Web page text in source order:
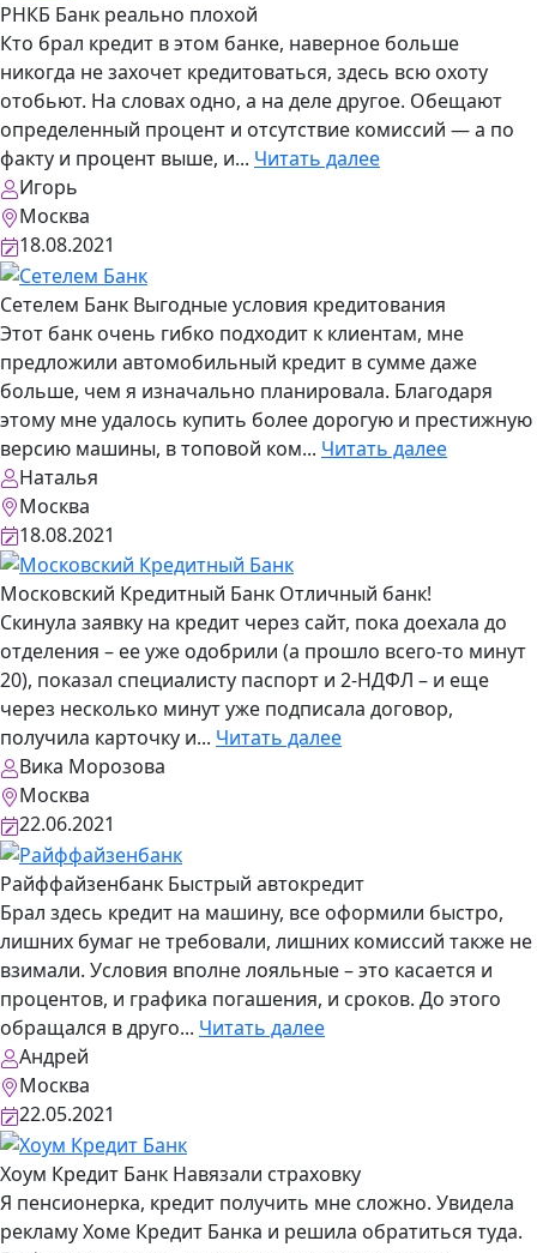
РНКБ Банк реально плохой
Кто брал кредит в этом банке, наверное больше
никогда не захочет кредитоваться, здесь всю охоту
отобьют. На словах одно, а на деле другое. Обещают
определенный процент и отсутствие комиссий — а по
факту и процент выше, и... Читать далее
Игорь
Москва
18.08.2021
Сетелем Банк Выгодные условия кредитования
Этот банк очень гибко подходит к клиентам, мне
предложили автомобильный кредит в сумме даже
больше, чем я изначально планировала. Благодаря
этому мне удалось купить более дорогую и престижную
версию машины, в топовой ком... Читать далее
Наталья
Москва
18.08.2021
Московский Кредитный Банк Отличный банк!
Скинула заявку на кредит через сайт, пока доехала до
отделения – ее уже одобрили (а прошло всего-то минут
20), показал специалисту паспорт и 2-НДФЛ – и еще
через несколько минут уже подписала договор,
получила карточку и... Читать далее
Вика Морозова
Москва
22.06.2021
Райффайзенбанк Быстрый автокредит
Брал здесь кредит на машину, все оформили быстро,
лишних бумаг не требовали, лишних комиссий также не
взимали. Условия вполне лояльные – это касается и
процентов, и графика погашения, и сроков. До этого
обращался в друго... Читать далее
Андрей
Москва
22.05.2021
Хоум Кредит Банк Навязали страховку
Я пенсионерка, кредит получить мне сложно. Увидела
рекламу Хоме Кредит Банка и решила обратиться туда.